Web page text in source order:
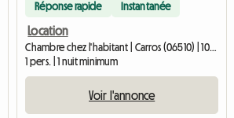
Réponse rapide Instantanée
Location
Chambre chez l'habitant | Carros (06510) | 10 M2
1 pers. | 1 nuit minimum
Voir l'annonce